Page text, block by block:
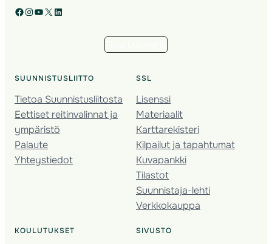
Facebook Instagram YouTube X LinkedIn
SUUNNISTUSLIITTO
Tietoa Suunnistusliitosta
Eettiset reitinvalinnat ja
ympäristö
Palaute
Yhteystiedot
SSL
Lisenssi
Materiaalit
Karttarekisteri
Kilpailut ja tapahtumat
Kuvapankki
Tilastot
Suunnistaja-lehti
Verkkokauppa
KOULUTUKSET SIVUSTO